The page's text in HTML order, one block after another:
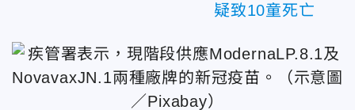
疑致10童死亡